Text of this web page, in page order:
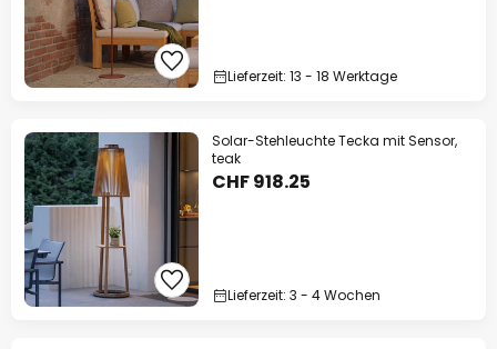
Lieferzeit: 13 - 18 Werktage
Solar-Stehleuchte Tecka mit Sensor,
teak
CHF 918.25
Lieferzeit: 3 - 4 Wochen